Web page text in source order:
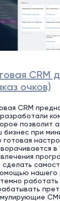
CRM
очков)
CRM
позволит
бизнес при
готовая
в
сделать
нашего
работать